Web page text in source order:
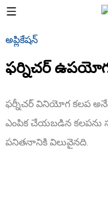
అప్లికేషన్
ఫర్నిచర్
ఫర్నీచర్ వినియోగ కలప
ఎంపిక చేయబడిన కలపను
పనితనానికి విలువైనది.